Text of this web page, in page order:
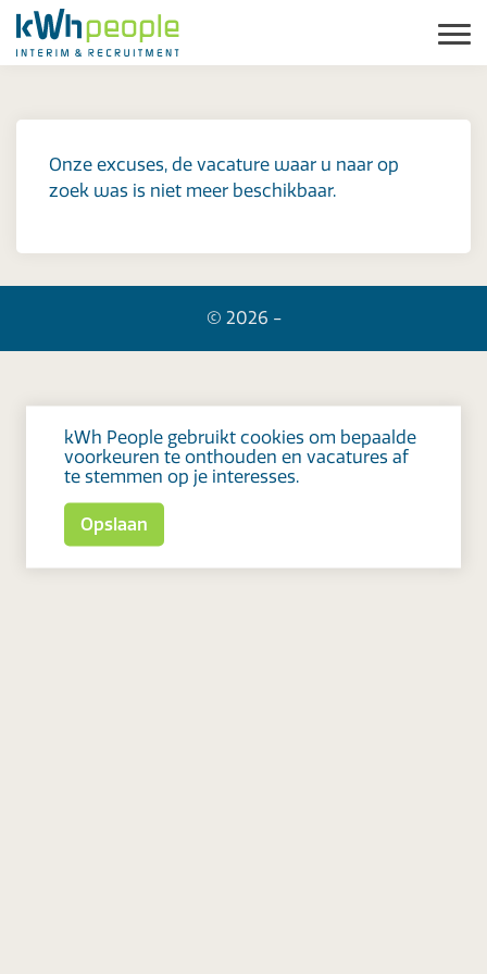
Onze excuses, de vacature waar u naar op
zoek was is niet meer beschikbaar.
© 2026 -
kWh People gebruikt cookies om bepaalde
voorkeuren te onthouden en vacatures af
te stemmen op je interesses.